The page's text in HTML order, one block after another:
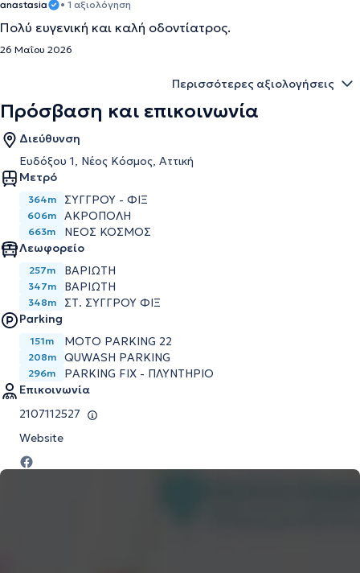
anastasia • 1 αξιολόγηση
Πολύ ευγενική και καλή οδοντίατρος.
26 Μαΐου 2026
Περισσότερες αξιολογήσεις
Πρόσβαση και επικοινωνία
Διεύθυνση
Ευδόξου 1, Νέος Κόσμος, Αττική
Μετρό
364m ΣΥΓΓΡΟΥ - ΦΙΞ
606m ΑΚΡΟΠΟΛΗ
663m
ΝΕΟΣ ΚΟΣΜΟΣ
Λεωφορείο
257m ΒΑΡΙΩΤΗ
347m ΒΑΡΙΩΤΗ
348m
ΣΤ. ΣΥΓΓΡΟΥ ΦΙΞ
Parking
151m MOTO PARKING 22
208m QUWASH PARKING
296m
PARKING FIX - ΠΛΥΝΤΗΡΙΟ
Επικοινωνία
2107112527
Website